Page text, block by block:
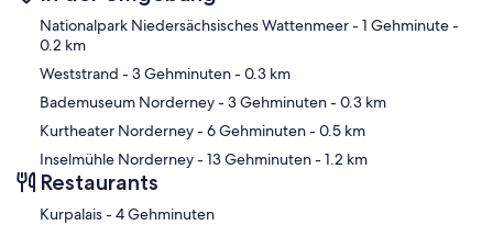
Karte
Nationalpark Niedersächsisches Wattenmeer- 1 Gehminute-
0.2 km
Weststrand - 3 Gehminuten- 0.3 km
Bademuseum Norderney- 3 Gehminuten- 0.3 km
Kurtheater Norderney- 6 Gehminuten- 0.5 km
Inselmühle Norderney- 13 Gehminuten- 1.2 km
Restaurants
‪Kurpalais - ‬4 Gehminuten